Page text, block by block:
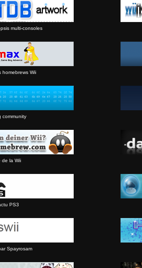
multi-consoles
Wii
community
de la Wii
PS3
Spayrosam